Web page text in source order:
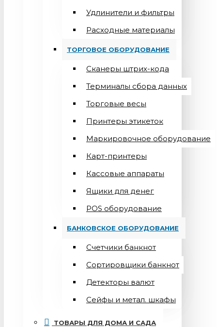
Удлинители и фильтры
Расходные материалы
ТОРГОВОЕ ОБОРУДОВАНИЕ
Сканеры штрих-кода
Терминалы сбора данных
Торговые весы
Принтеры этикеток
Маркировочное оборудование
Карт-принтеры
Кассовые аппараты
Ящики для денег
POS оборудование
БАНКОВСКОЕ ОБОРУДОВАНИЕ
Счетчики банкнот
Сортировщики банкнот
Детекторы валют
Сейфы и метал. шкафы
ТОВАРЫ ДЛЯ ДОМА И САДА